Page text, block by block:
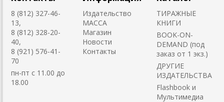
8 (812) 327-46-
13,
8 (812) 328-20-
40,
8 (921) 576-41-
70
пн-пт с 11.00 до
18.00
Издательство
MACCA
Магазин
Новости
Контакты
ТИРАЖНЫЕ
КНИГИ
BOOK-ON-
DEMAND (под
заказ от 1 экз.)
ДРУГИЕ
ИЗДАТЕЛЬСТВА
Flashbook и
Мультимедиа